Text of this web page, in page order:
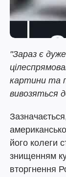
"Зараз є
картини та
вивозяться
його колеги
знищенням
вторгнення